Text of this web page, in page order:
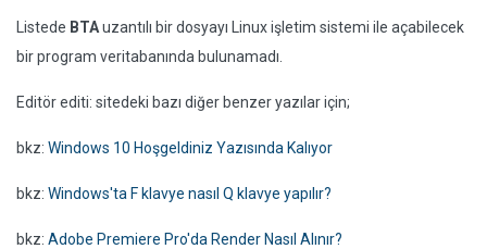
Listede BTAuzantılı bir dosyayı Linux işletim sistemi ile açabilecek
bir program veritabanında bulunamadı.
Editör editi: sitedeki bazı diğer benzer yazılar için;
bkz: Windows 10 Hoşgeldiniz Yazısında Kalıyor
bkz: Windows'ta F klavye nasıl Q klavye yapılır?
bkz: Adobe Premiere Pro'da Render Nasıl Alınır?